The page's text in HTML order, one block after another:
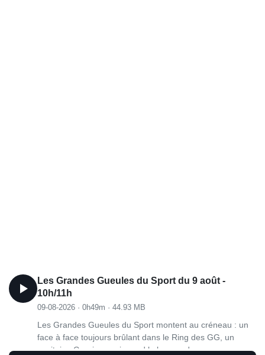
Les Grandes Gueules du Sport du 9 août -
10h/11h
09-08-2026 · 0h49m · 44.93 MB
Les Grandes Gueules du Sport montent au créneau : un
face à face toujours brûlant dans le Ring des GG, un
capitaine Cessieux qui prend le brassard pour pousser un